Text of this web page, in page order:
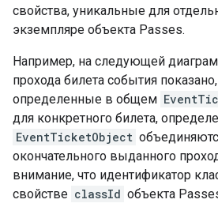
свойства, уникальные для
экземпляре объекта Passes.
Например, на следующей
прохода билета события
определенные в общем
для конкретного билета,
EventTicketObject
окончательного выданного
внимание, что идентификатор
свойстве classId объекта